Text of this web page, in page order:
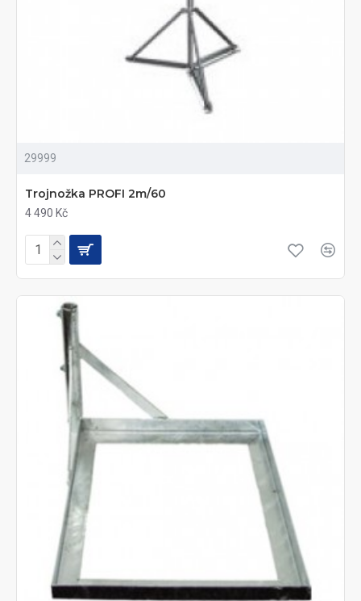
29999
Trojnožka PROFI 2m/60
4 490 Kč